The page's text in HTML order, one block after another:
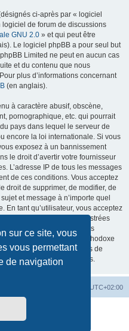
sur ce site, vous
vous permettant
de navigation
ci-après par « logiciel
de forum de discussions
GNU 2.0 » et qui peut être
Le logiciel phpBB a pour seul but
Limited ne peut en aucun cas
et du contenu que nous
plus d’informations concernant
(en anglais).
à caractère abusif, obscène,
pornographique, etc. qui pourrait
pays dans lequel le serveur de
encore la loi internationale. Si vous
exposez à un bannissement
le droit d’avertir votre fournisseur
L’adresse IP de tous les messages
de ces conditions. Vous acceptez
droit de supprimer, de modifier, de
et message à n’importe quel
En tant qu’utilisateur, vous acceptez
renseignées soient enregistrées
informations ne seront pas
ni « forum - orthodoxe
responsables en cas de
compromettre vos données.
UTC+02:00
Software © phpBB Limited
©